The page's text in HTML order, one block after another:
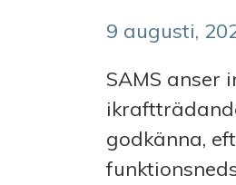
9 augusti,
SAMS anser
godkänna,